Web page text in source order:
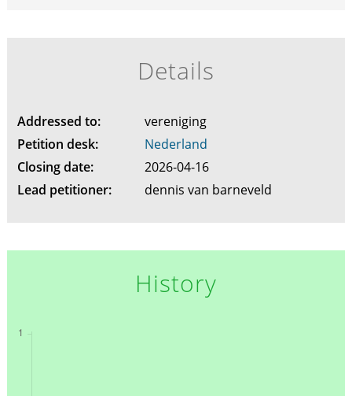
Details
Addressed to:
vereniging
Petition desk:
Nederland
Closing date:
2026-04-16
Lead petitioner:
dennis van barneveld
History